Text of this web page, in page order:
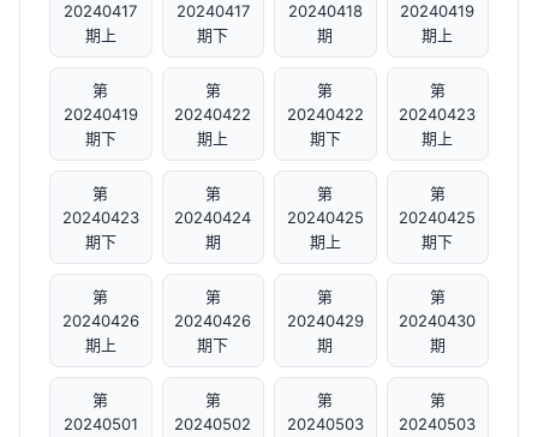
20240417
期上
20240417
期下
20240418
期
20240419
期上
第
20240419
期下
第
20240422
期上
第
20240422
期下
第
20240423
期上
第
20240423
期下
第
20240424
期
第
20240425
期上
第
20240425
期下
第
20240426
期上
第
20240426
期下
第
20240429
期
第
20240430
期
第
20240501
第
20240502
第
20240503
第
20240503